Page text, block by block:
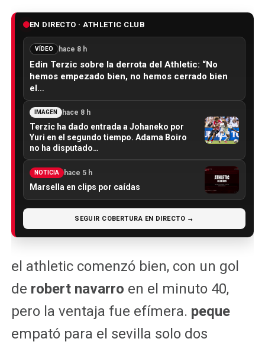
EN DIRECTO · ATHLETIC CLUB
VÍDEO hace 8 h
Edin Terzic sobre la derrota del Athletic: “No
hemos empezado bien, no hemos cerrado bien
el…
IMAGEN hace 8 h
Terzic ha dado entrada a Johaneko por
Yuri en el segundo tiempo. Adama Boiro
no ha disputado…
NOTICIA hace 5 h
Marsella en clips por caídas
SEGUIR COBERTURA EN DIRECTO →
el athletic comenzó bien, con un gol
de robert navarro en el minuto 40,
pero la ventaja fue efímera. peque
empató para el sevilla solo dos